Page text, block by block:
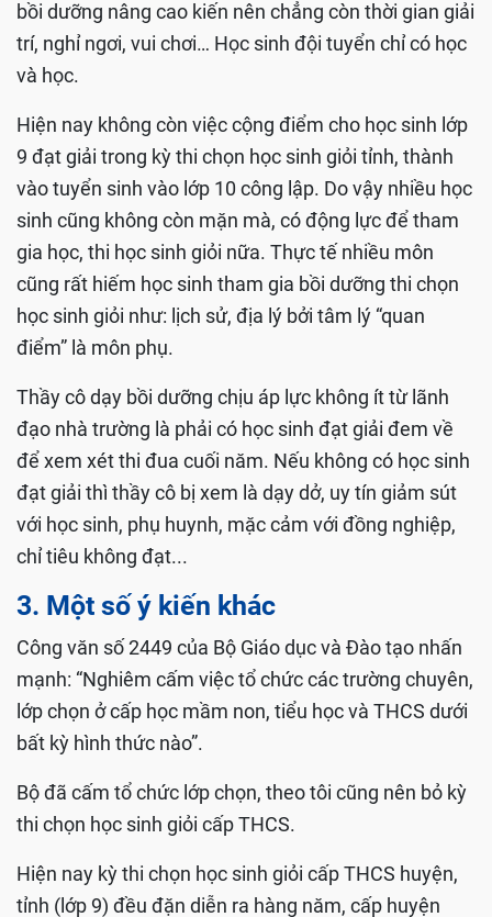
bồi dưỡng nâng cao kiến nên chẳng còn thời gian giải
trí, nghỉ ngơi, vui chơi… Học sinh đội tuyển chỉ có học
và học.
Hiện nay không còn việc cộng điểm cho học sinh lớp
9 đạt giải trong kỳ thi chọn học sinh giỏi tỉnh, thành
vào tuyển sinh vào lớp 10 công lập. Do vậy nhiều học
sinh cũng không còn mặn mà, có động lực để tham
gia học, thi học sinh giỏi nữa. Thực tế nhiều môn
cũng rất hiếm học sinh tham gia bồi dưỡng thi chọn
học sinh giỏi như: lịch sử, địa lý bởi tâm lý “quan
điểm” là môn phụ.
Thầy cô dạy bồi dưỡng chịu áp lực không ít từ lãnh
đạo nhà trường là phải có học sinh đạt giải đem về
để xem xét thi đua cuối năm. Nếu không có học sinh
đạt giải thì thầy cô bị xem là dạy dở, uy tín giảm sút
với học sinh, phụ huynh, mặc cảm với đồng nghiệp,
chỉ tiêu không đạt...
3. Một số ý kiến khác
Công văn số 2449 của Bộ Giáo dục và Đào tạo nhấn
mạnh: “Nghiêm cấm việc tổ chức các trường chuyên,
lớp chọn ở cấp học mầm non, tiểu học và THCS dưới
bất kỳ hình thức nào”.
Bộ đã cấm tổ chức lớp chọn, theo tôi cũng nên bỏ kỳ
thi chọn học sinh giỏi cấp THCS.
Hiện nay kỳ thi chọn học sinh giỏi cấp THCS huyện,
tỉnh (lớp 9) đều đặn diễn ra hàng năm, cấp huyện